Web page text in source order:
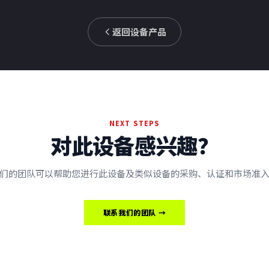
返回设备产品
NEXT STEPS
对此设备感兴趣？
的团队可以帮助您进行此设备及类似设备的采购、认证和市场准
联系我们的团队 →